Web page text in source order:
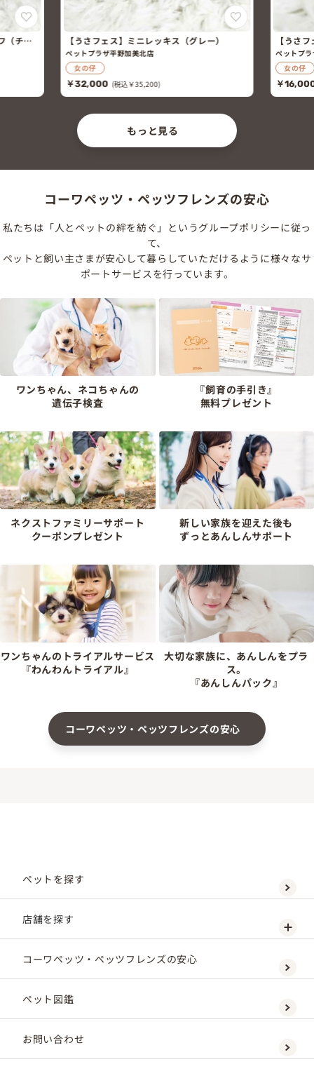
（チン 【うさフェス】ミニレッキス（グレー）
ペットプラザ平野加美北店
女の仔
￥32,000 (税込￥35,200)
【うさ
チラ）
ペットプ
女の仔
￥
もっと見る
コーワペッツ・ペッツフレンズの安心
私たちは「人とペットの絆を紡ぐ」というグループポリシーに従っ
て、
ペットと飼い主さまが安心して暮らしていただけるように様々なサ
ポートサービスを行っています。
ワンちゃん、ネコちゃんの
遺伝子検査
『飼育の手引き』
無料プレゼント
ネクストファミリーサポート
クーポンプレゼント
新しい家族を迎えた後も
ずっとあんしんサポート
ワンちゃんのトライアルサービス
『わんわんトライアル』
大切な家族に、あんしんをプラ
ス。
『あんしんパック』
コーワペッツ・ペッツフレンズの安心
ペットを探す
店舗を探す
コーワペッツ・ペッツフレンズの安心
ペット図鑑
お問い合わせ